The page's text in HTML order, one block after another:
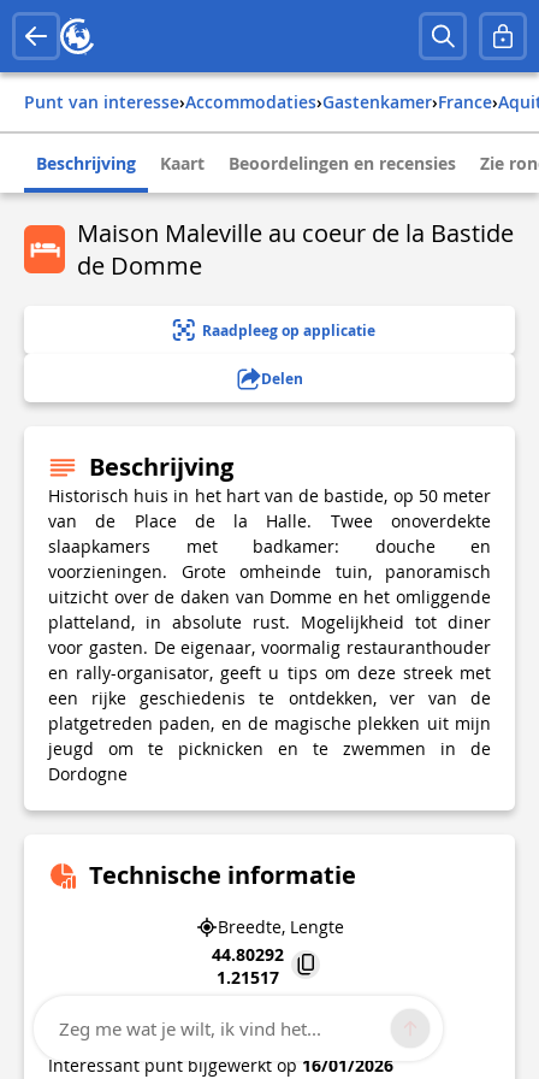
Punt van interesse› Accommodaties› Gastenkamer› france›
Beschrijving Kaart Beoordelingen en recensies Zie
Maison Maleville au coeur de la Bastide
de Domme
Raadpleeg op applicatie
Delen
Beschrijving
Historisch huis in het hart van de bastide, op 50 meter
van de Place de la Halle. Twee onoverdekte
slaapkamers met badkamer: douche en
voorzieningen. Grote omheinde tuin, panoramisch
uitzicht over de daken van Domme en het omliggende
platteland, in absolute rust. Mogelijkheid tot diner
voor gasten. De eigenaar, voormalig restauranthouder
en rally-organisator, geeft u tips om deze streek met
een rijke geschiedenis te ontdekken, ver van de
platgetreden paden, en de magische plekken uit mijn
jeugd om te picknicken en te zwemmen in de
Dordogne
Technische informatie
Breedte, Lengte
44.80292
1.21517
12 Rue Jacques de Malleville
24250
DOMME
Interessant punt bijgewerkt op 16/01/2026
Zeg me wat je wilt, ik vind het...